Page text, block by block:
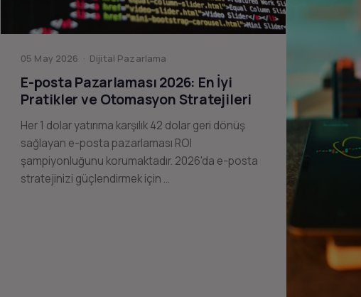
05 May 2026 · Dijital Pazarlama
E-posta Pazarlaması 2026: En İyi
Pratikler ve Otomasyon Stratejileri
Her 1 dolar yatırıma karşılık 42 dolar geri dönüş
sağlayan e-posta pazarlaması ROI
şampiyonluğunu korumaktadır. 2026'da e-posta
stratejinizi güçlendirmek için …